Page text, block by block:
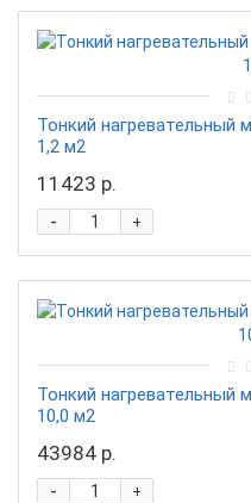
Тонкий нагревательный
1,2 м2
11423 р.
+
-
Тонкий нагревательный
10,0 м2
43984 р.
+
-